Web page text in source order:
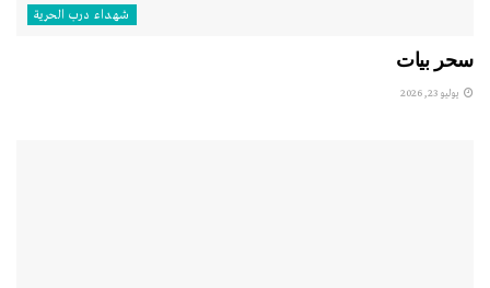
شهداء درب الحرية
سحر بيات
يوليو 23, 2026